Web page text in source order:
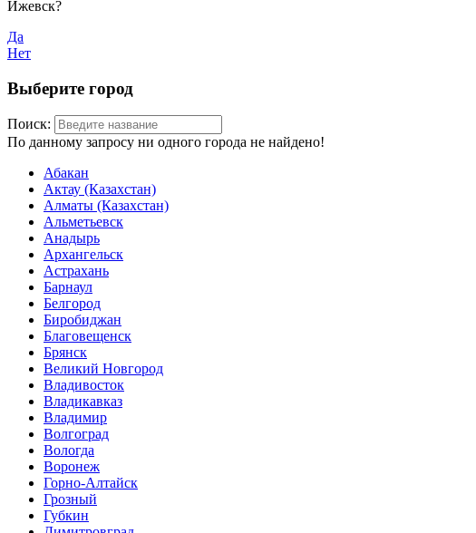
Ижевск?
Да
Нет
Выберите город
Поиск:
По данному запросу ни одного города не найдено!
Абакан
Актау (Казахстан)
Алматы (Казахстан)
Альметьевск
Анадырь
Архангельск
Астрахань
Барнаул
Белгород
Биробиджан
Благовещенск
Брянск
Великий Новгород
Владивосток
Владикавказ
Владимир
Волгоград
Вологда
Воронеж
Горно-Алтайск
Грозный
Губкин